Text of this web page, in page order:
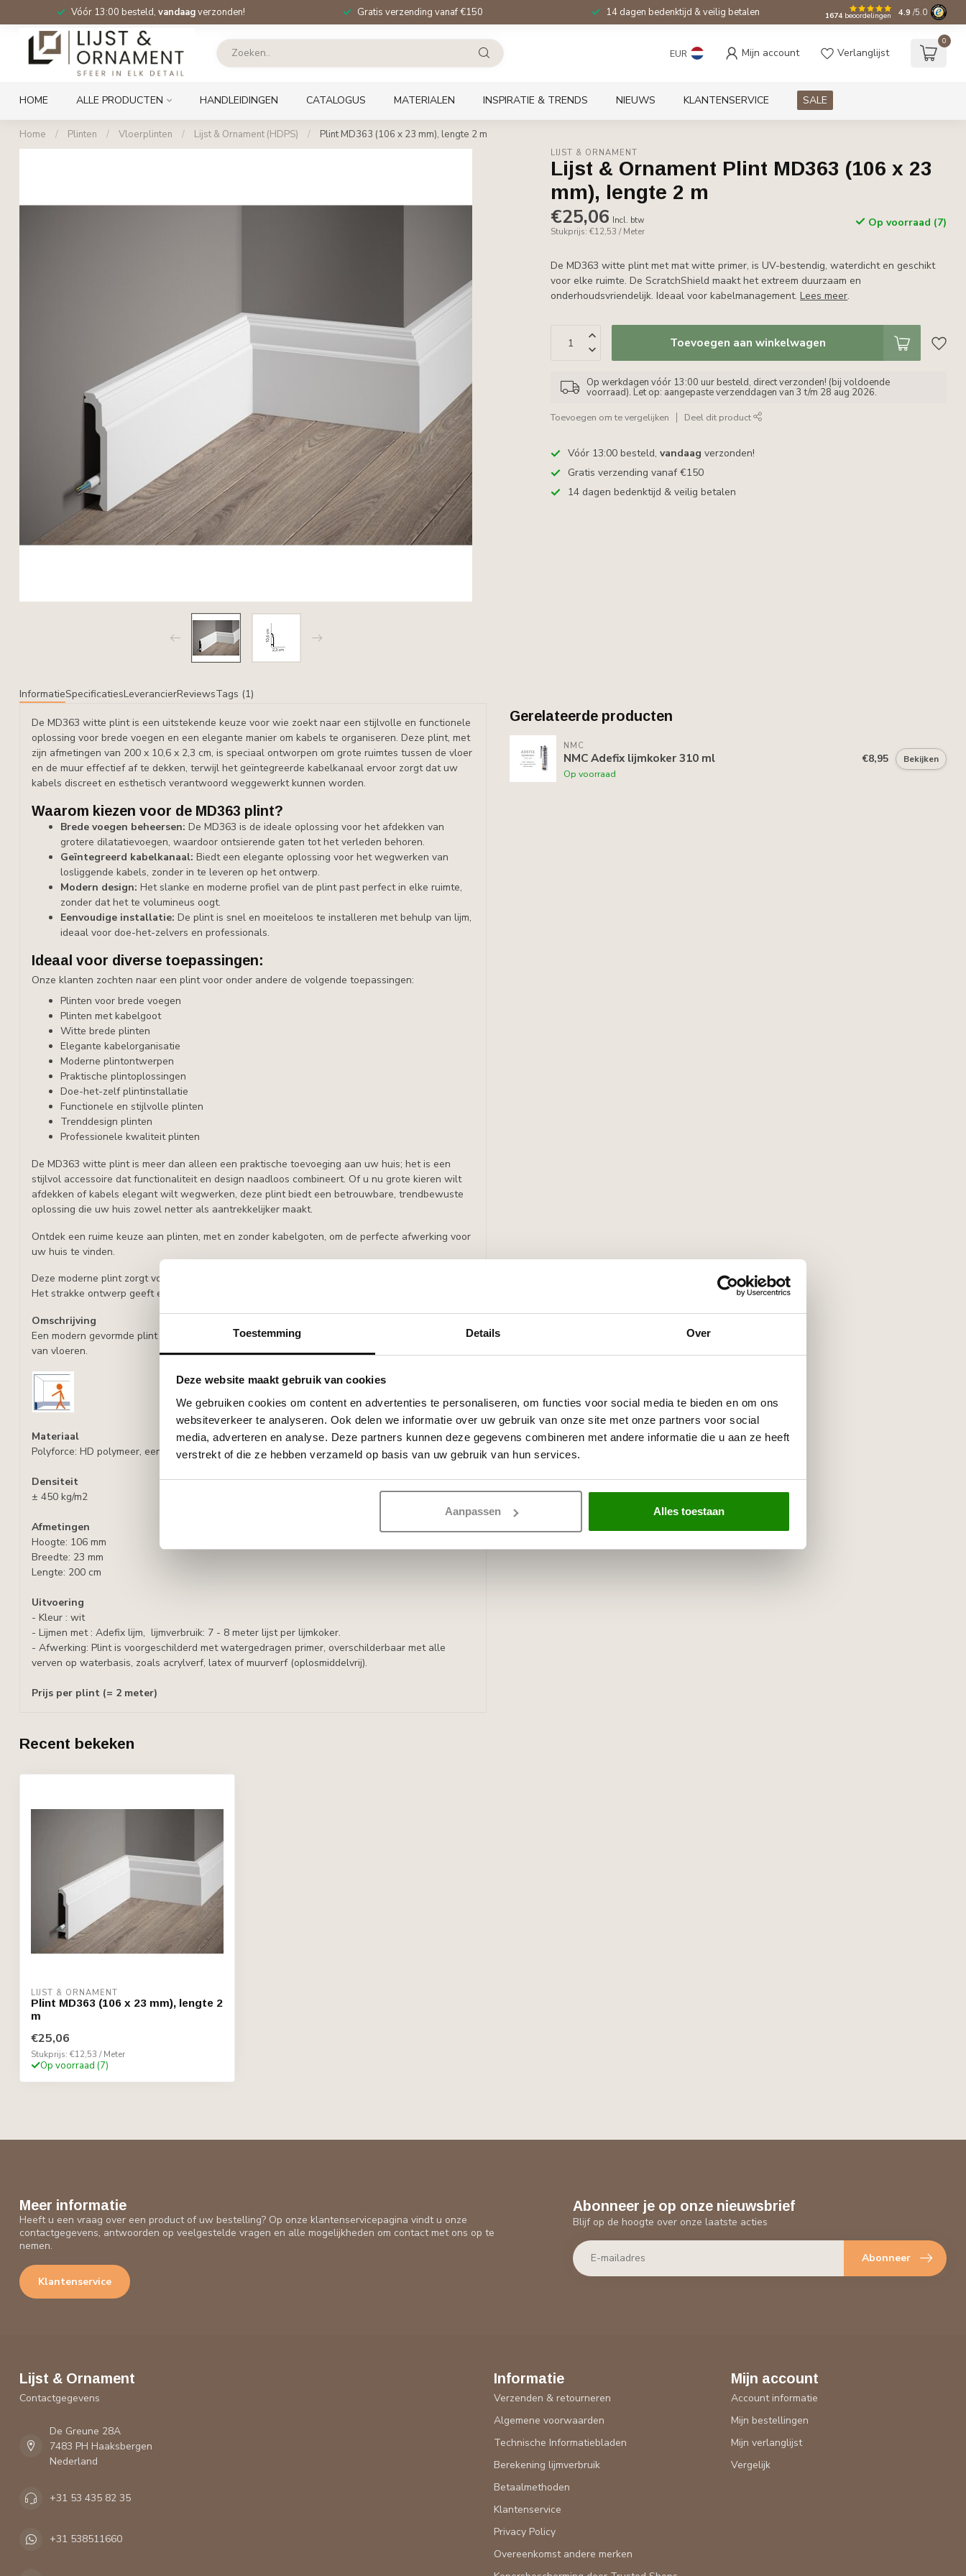
Toestemming Details Over
Deze website maakt gebruik van cookies
We gebruiken cookies om content en advertenties te personaliseren, om functies voor social media te bieden en om ons
websiteverkeer te analyseren. Ook delen we informatie over uw gebruik van onze site met onze partners voor social
media, adverteren en analyse. Deze partners kunnen deze gegevens combineren met andere informatie die u aan ze heeft
verstrekt of die ze hebben verzameld op basis van uw gebruik van hun services.
Aanpassen Alles toestaan
Vóór 13:00 besteld, vandaagverzonden! Gratis verzending vanaf €150 14 dagen bedenktijd & veilig betalen 1674beoordelingen 4.9 /5.0
EUR Mijn account Verlanglijst
0
HOME ALLE PRODUCTEN HANDLEIDINGEN CATALOGUS MATERIALEN INSPIRATIE & TRENDS NIEUWS KLANTENSERVICE SALE
Home / Plinten / Vloerplinten / Lijst & Ornament (HDPS) / Plint MD363 (106 x 23 mm), lengte 2 m
LIJST & ORNAMENT
Lijst & Ornament Plint MD363 (106 x 23
mm), lengte 2 m
€25,06 Incl. btw
Stukprijs: €12,53 / Meter
Op voorraad (7)
De MD363 witte plint met mat witte primer, is UV-bestendig, waterdicht en geschikt
voor elke ruimte. De ScratchShield maakt het extreem duurzaam en
onderhoudsvriendelijk. Ideaal voor kabelmanagement.Lees meer.
Toevoegen aan winkelwagen
Op werkdagen vóór 13:00 uur besteld, direct verzonden! (bij voldoende
voorraad). Let op: aangepaste verzenddagen van 3 t/m 28 aug 2026.
Toevoegen om te vergelijken Deel dit product
Vóór 13:00 besteld,vandaag verzonden!
Gratis verzending vanaf €150
14 dagen bedenktijd & veilig betalen
InformatieSpecificatiesLeverancierReviewsTags (1)
De MD363 witte plint is een uitstekende keuze voor wie zoekt naar een stijlvolle en functionele
oplossing voor brede voegen en een elegante manier om kabels te organiseren. Deze plint, met
zijn afmetingen van 200 x 10,6 x 2,3 cm, is speciaal ontworpen om grote ruimtes tussen de vloer
en de muur effectief af te dekken, terwijl het geïntegreerde kabelkanaal ervoor zorgt dat uw
kabels discreet en esthetisch verantwoord weggewerkt kunnen worden.
Waarom kiezen voor de MD363 plint?
Brede voegen beheersen: De MD363 is de ideale oplossing voor het afdekken van
grotere dilatatievoegen, waardoor ontsierende gaten tot het verleden behoren.
Geïntegreerd kabelkanaal: Biedt een elegante oplossing voor het wegwerken van
losliggende kabels, zonder in te leveren op het ontwerp.
Modern design: Het slanke en moderne profiel van de plint past perfect in elke ruimte,
zonder dat het te volumineus oogt.
Eenvoudige installatie: De plint is snel en moeiteloos te installeren met behulp van lijm,
ideaal voor doe-het-zelvers en professionals.
Ideaal voor diverse toepassingen:
Onze klanten zochten naar een plint voor onder andere de volgende toepassingen:
Plinten voor brede voegen
Plinten met kabelgoot
Witte brede plinten
Elegante kabelorganisatie
Moderne plintontwerpen
Praktische plintoplossingen
Doe-het-zelf plintinstallatie
Functionele en stijlvolle plinten
Trenddesign plinten
Professionele kwaliteit plinten
De MD363 witte plint is meer dan alleen een praktische toevoeging aan uw huis; het is een
stijlvol accessoire dat functionaliteit en design naadloos combineert. Of u nu grote kieren wilt
afdekken of kabels elegant wilt wegwerken, deze plint biedt een betrouwbare, trendbewuste
oplossing die uw huis zowel netter als aantrekkelijker maakt.
Ontdek een ruime keuze aan plinten, met en zonder kabelgoten, om de perfecte afwerking voor
uw huis te vinden.
Deze moderne plint zorgt voor een stijlvolle en subtiele overgang tussen de vloer en de wand.
Het strakke ontwerp geeft een elegante uitstraling aan elke ruimte.
Omschrijving
Een modern gevormde plint vervaardigd uit een HD Polymeer voor een decoratieve afwerking
van vloeren.
Materiaal
Polyforce: HD polymeer, een polymeer met een hoge densiteit, stootvast en overschilderbaar.
Densiteit
± 450 kg/m2
Afmetingen
Hoogte: 106 mm
Breedte: 23 mm
Lengte: 200 cm
Uitvoering
- Kleur : wit
- Lijmen met : Adefix lijm, lijmverbruik: 7 - 8 meter lijst per lijmkoker.
- Afwerking: Plint is voorgeschilderd met watergedragen primer, overschilderbaar met alle
verven op waterbasis, zoals acrylverf, latex of muurverf (oplosmiddelvrij).
Prijs per plint (= 2 meter)
Gerelateerde producten
NMC
NMC Adefix lijmkoker 310 ml
Op voorraad
€8,95 Bekijken
Recent bekeken
LIJST & ORNAMENT
Plint MD363 (106 x 23 mm), lengte 2
m
€25,06
Stukprijs: €12,53 / Meter
Op voorraad (7)
Meer informatie
Heeft u een vraag over een product of uw bestelling? Op onze klantenservicepagina vindt u onze
contactgegevens, antwoorden op veelgestelde vragen en alle mogelijkheden om contact met ons op te
nemen.
Klantenservice
Abonneer je op onze nieuwsbrief
Blijf op de hoogte over onze laatste acties
Abonneer
Lijst & Ornament
Contactgegevens
De Greune 28A
7483 PH Haaksbergen
Nederland
+31 53 435 82 35
+31 538511660
Informatie
Verzenden & retourneren
Algemene voorwaarden
Technische Informatiebladen
Berekening lijmverbruik
Betaalmethoden
Klantenservice
Privacy Policy
Overeenkomst andere merken
Mijn account
Account informatie
Mijn bestellingen
Mijn verlanglijst
Vergelijk